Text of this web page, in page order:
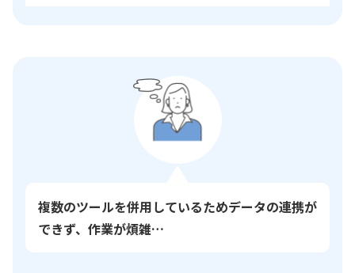
複数のツールを併用しているためデータの連携が
できず、作業が煩雑…